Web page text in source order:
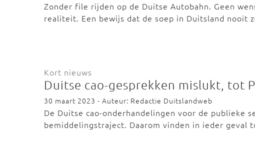
Zonder file rijden op de Duitse Autobahn. Geen
realiteit. Een bewijs dat de soep in Duitsland nooit
Kort nieuws
Duitse cao-gesprekken mislukt, tot
30 maart 2023 - Auteur: Redactie Duitslandweb
De Duitse cao-onderhandelingen voor de publieke
bemiddelingstraject. Daarom vinden in ieder geval